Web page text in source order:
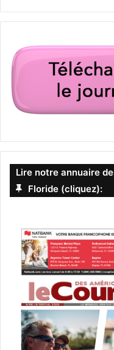
Lire notre annuaire
Floride (cliquez):